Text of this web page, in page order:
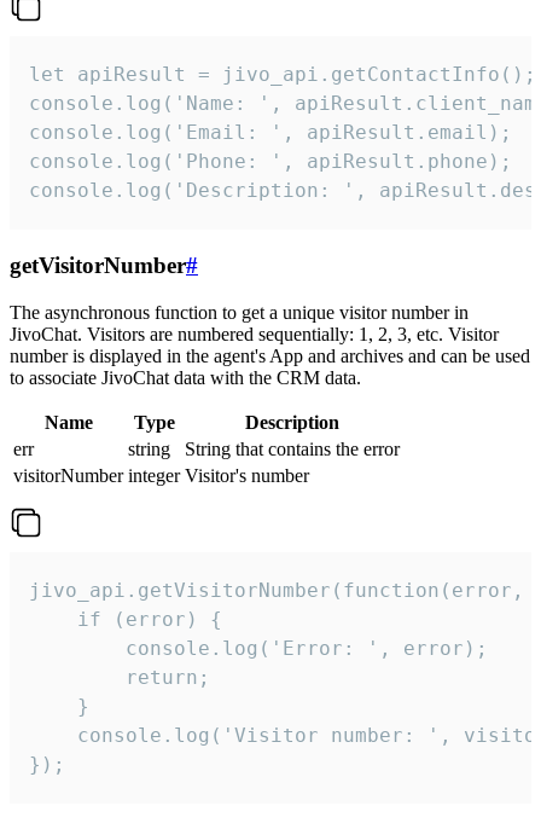
let apiResult = jivo_api.getContactInfo();
console.log('Name: ',
console.log('Email: ', apiResult.email);
console.log('Phone: ', apiResult.phone);
console.log('Description: ',
getVisitorNumber#
The asynchronous function to get a unique visitor number in
JivoChat. Visitors are numbered sequentially: 1, 2, 3, etc. Visitor
number is displayed in the agent's App and archives and can be used
to associate JivoChat data with the CRM data.
Name Type
Description
err
string
String that contains the error
visitorNumber integer Visitor's number
jivo_api.getVisitorNumber(function(error,
    if (error) {
        console.log('Error: ', error);
        return;
    }
console.log('Visitor number: ',
});